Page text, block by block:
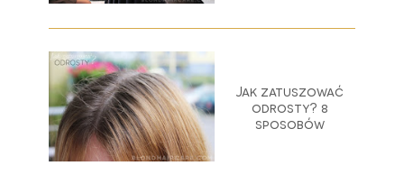
Jak zatuszować
odrosty? 8
sposobów